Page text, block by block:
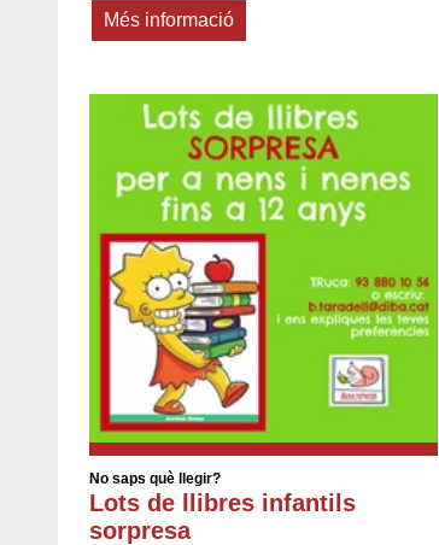
Més informació
No saps què llegir?
Lots de llibres infantils
sorpresa